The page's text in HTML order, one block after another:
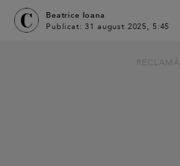
Sensibilă
Beatrice Ioana
Publicat: 31 august 2025, 5:45
RECLAMĂ